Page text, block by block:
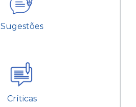
Sugestões
Críticas